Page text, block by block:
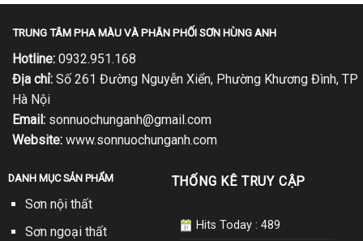
TRUNG TÂM PHA MÀU VÀ PHÂN PHỐI SƠN HÙNG ANH
Hotline: 0932.951.168
Địa chỉ: Số 261 Đường Nguyễn Xiển, Phường Khương Đình, TP
Hà Nội
Email: sonnuochunganh@gmail.com
Website: www.sonnuochunganh.com
DANH MỤC SẢN PHẨM
Sơn nội thất
Sơn ngoại thất
THỐNG KÊ TRUY CẬP
Hits Today : 489